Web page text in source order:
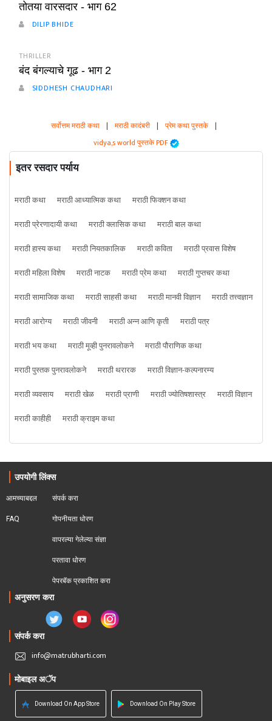
तोतया वारसदार - भाग 62
DILIP BHIDE
THRILLER
बंद बंगल्याचे गूढ - भाग 2
SIDDHESH CHAUDHARI
सर्वोत्तम मराठी कथा | मराठी कादंबरी | प्रेम कथा पुस्तके |
vidya,s world पुस्तके PDF
इतर रसदार पर्याय
मराठी कथा मराठी आध्यात्मिक कथा
मराठी फिक्शन कथा
मराठी प्रेरणादायी कथा
मराठी क्लासिक कथा
मराठी बाल कथा
मराठी हास्य कथा
मराठी नियतकालिक मराठी कविता
मराठी प्रवास विशेष
मराठी महिला विशेष
मराठी नाटक मराठी प्रेम कथा
मराठी गुप्तचर कथा
मराठी सामाजिक कथा
मराठी साहसी कथा मराठी मानवी विज्ञान
मराठी तत्त्वज्ञान
मराठी आरोग्य
मराठी जीवनी मराठी अन्न आणि कृती
मराठी पत्र
मराठी भय कथा
मराठी मूव्ही पुनरावलोकने
मराठी पौराणिक कथा
मराठी पुस्तक पुनरावलोकने
मराठी थरारक
मराठी विज्ञान-कल्पनारम्य
मराठी व्यवसाय
मराठी खेळ मराठी प्राणी मराठी ज्योतिषशास्त्र
मराठी विज्ञान
मराठी काहीही
मराठी क्राइम कथा
उपयोगी लिंक्स
आमच्याबद्दल
FAQ
संपर्क करा
गोपनीयता धोरण
वापरल्या गेलेल्या संज्ञा
परतावा धोरण
पेपरबॅक प्रकाशित करा
अनुसरण करा
संपर्क करा
info@matrubharti.com
मोबाइल अॅप
Download On App Store Download On Play Store